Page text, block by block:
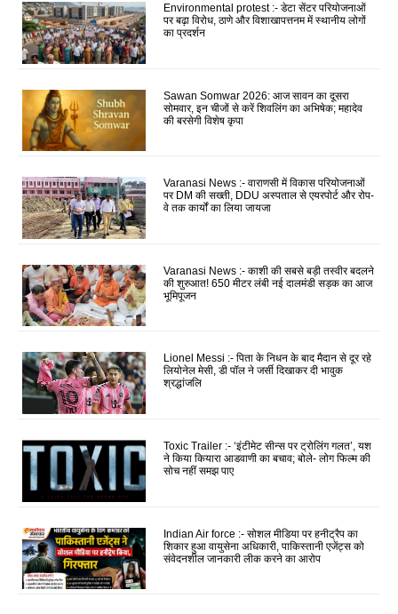
Environmental protest :- डेटा सेंटर परियोजनाओं
पर बढ़ा विरोध, ठाणे और विशाखापत्तनम में स्थानीय लोगों
का प्रदर्शन
Sawan Somwar 2026: आज सावन का दूसरा
सोमवार, इन चीजों से करें शिवलिंग का अभिषेक; महादेव
की बरसेगी विशेष कृपा
Varanasi News :- वाराणसी में विकास परियोजनाओं
पर DM की सख्ती, DDU अस्पताल से एयरपोर्ट और रोप-
वे तक कार्यों का लिया जायजा
Varanasi News :- काशी की सबसे बड़ी तस्वीर बदलने
की शुरुआत! 650 मीटर लंबी नई दालमंडी सड़क का आज
भूमिपूजन
Lionel Messi :- पिता के निधन के बाद मैदान से दूर रहे
लियोनेल मेसी, डी पॉल ने जर्सी दिखाकर दी भावुक
श्रद्धांजलि
Toxic Trailer :- ‘इंटीमेट सीन्स पर ट्रोलिंग गलत’, यश
ने किया कियारा आडवाणी का बचाव; बोले- लोग फिल्म की
सोच नहीं समझ पाए
Indian Air force :- सोशल मीडिया पर हनीट्रैप का
शिकार हुआ वायुसेना अधिकारी, पाकिस्तानी एजेंट्स को
संवेदनशील जानकारी लीक करने का आरोप